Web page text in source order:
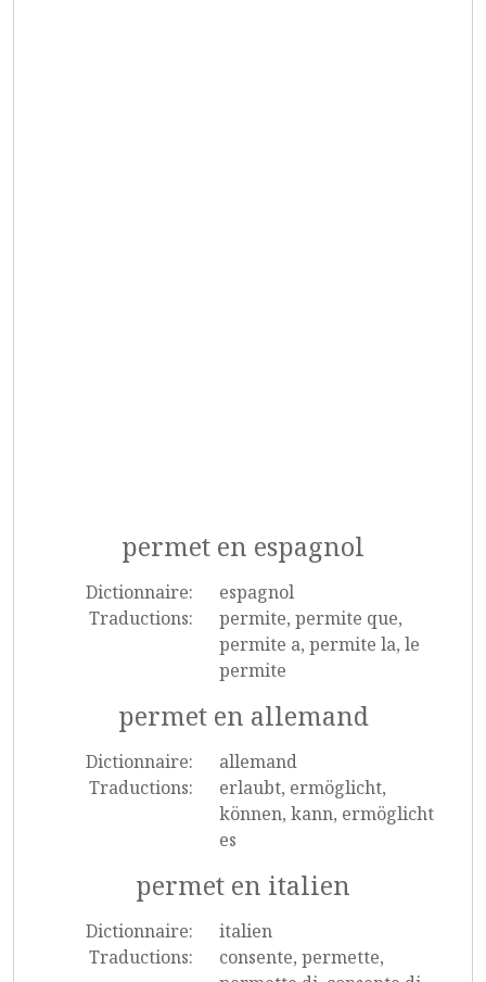
permet en espagnol
Dictionnaire:
espagnol
Traductions:
permite, permite que,
permite a, permite la, le
permite
permet en allemand
Dictionnaire:
allemand
Traductions:
erlaubt, ermöglicht,
können, kann, ermöglicht
es
permet en italien
Dictionnaire:
italien
Traductions:
consente, permette,